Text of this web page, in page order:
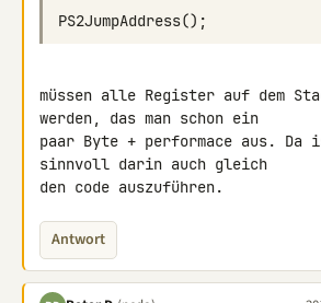
PS2JumpAddress();
müssen alle Register auf dem
werden, das man schon ein
paar Byte + performace aus.
sinnvoll darin auch gleich
den code auszuführen.
Antwort